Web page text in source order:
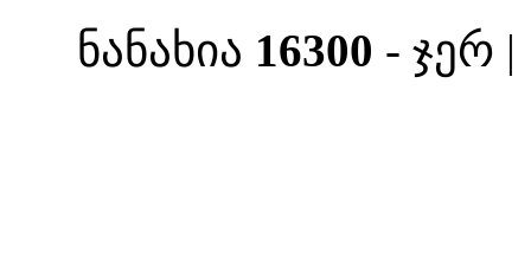
ნანახია 16300 - ჯერ